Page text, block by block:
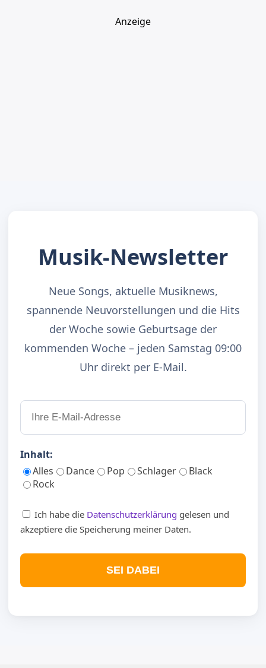
Anzeige
Musik-Newsletter
Neue Songs, aktuelle Musiknews,
spannende Neuvorstellungen und die Hits
der Woche sowie Geburtsage der
kommenden Woche – jeden Samstag 09:00
Uhr direkt per E-Mail.
Inhalt:
Alles
Dance Pop Schlager
Black
Rock
Ich habe die Datenschutzerklärung gelesen und
akzeptiere die Speicherung meiner Daten.
SEI DABEI